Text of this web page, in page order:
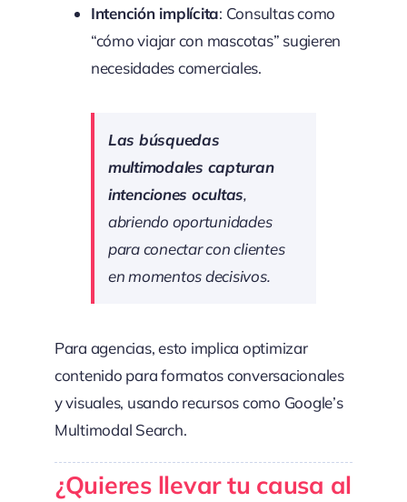
Intención implícita: Consultas como
“cómo viajar con mascotas” sugieren
necesidades comerciales.
Las búsquedas
multimodales capturan
intenciones ocultas,
abriendo oportunidades
para conectar con clientes
en momentos decisivos.
Para agencias, esto implica optimizar
contenido para formatos conversacionales
y visuales, usando recursos como Google’s
Multimodal Search.
¿Quieres llevar tu causa al